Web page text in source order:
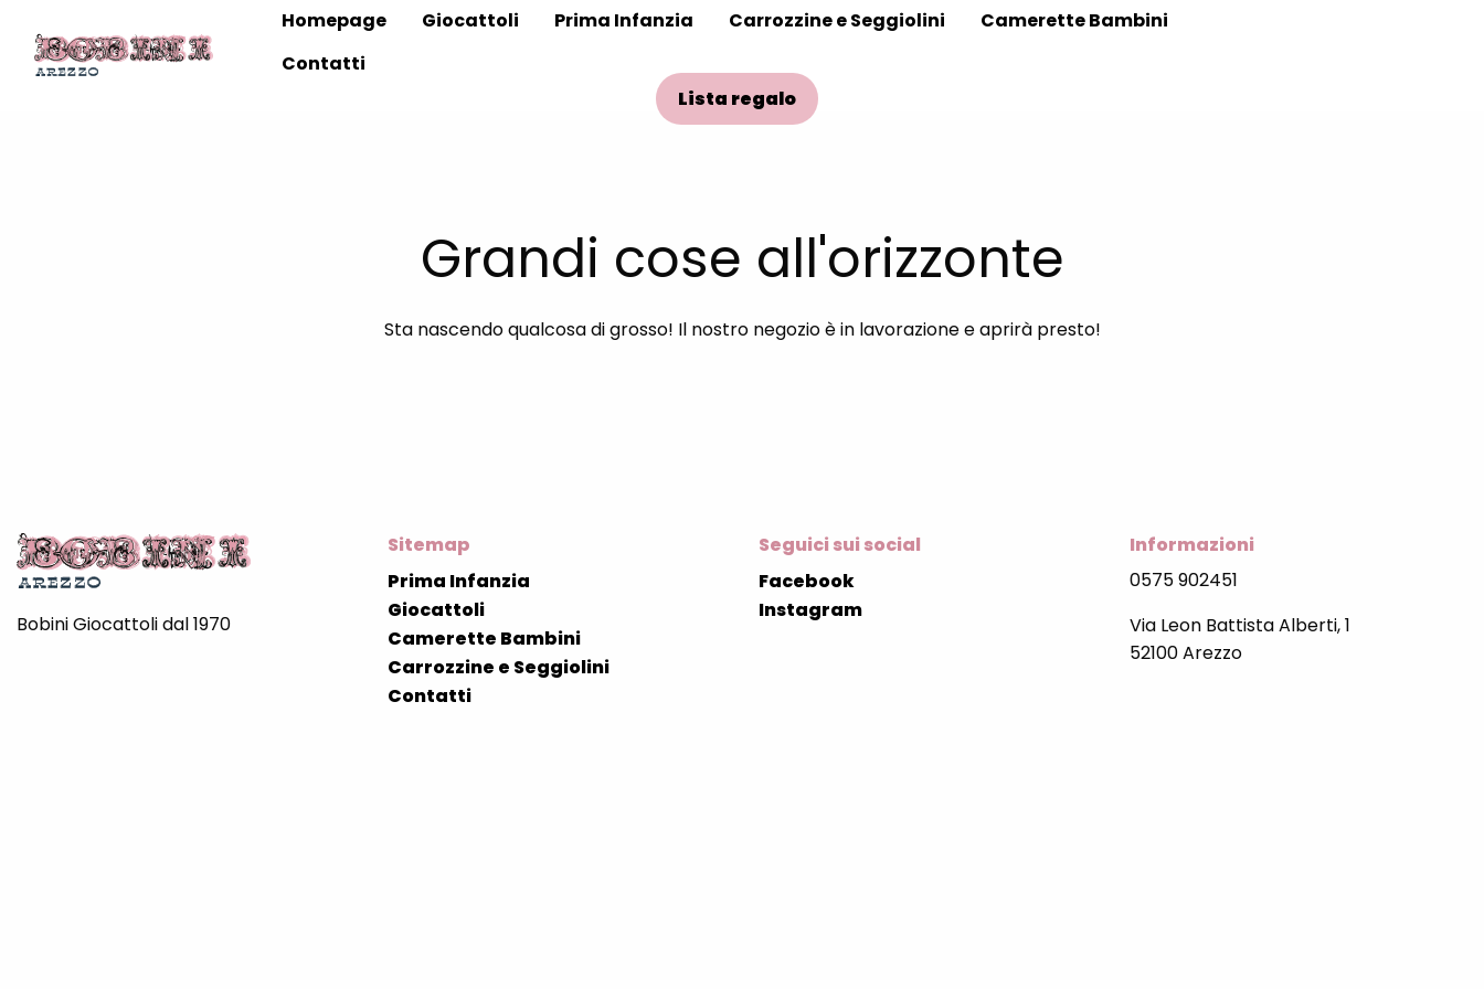
Homepage Giocattoli Prima Infanzia Carrozzine e Seggiolini
Camerette Bambini
Contatti
Lista regalo
Grandi cose all'orizzonte
Sta nascendo qualcosa di grosso! Il nostro negozio è in lavorazione e aprirà presto!
Bobini Giocattoli dal 1970
Sitemap
Prima Infanzia
Giocattoli
Camerette Bambini
Carrozzine e Seggiolini
Contatti
Seguici sui social
Facebook
Instagram
Informazioni
0575 902451
Via Leon Battista Alberti, 1
52100 Arezzo